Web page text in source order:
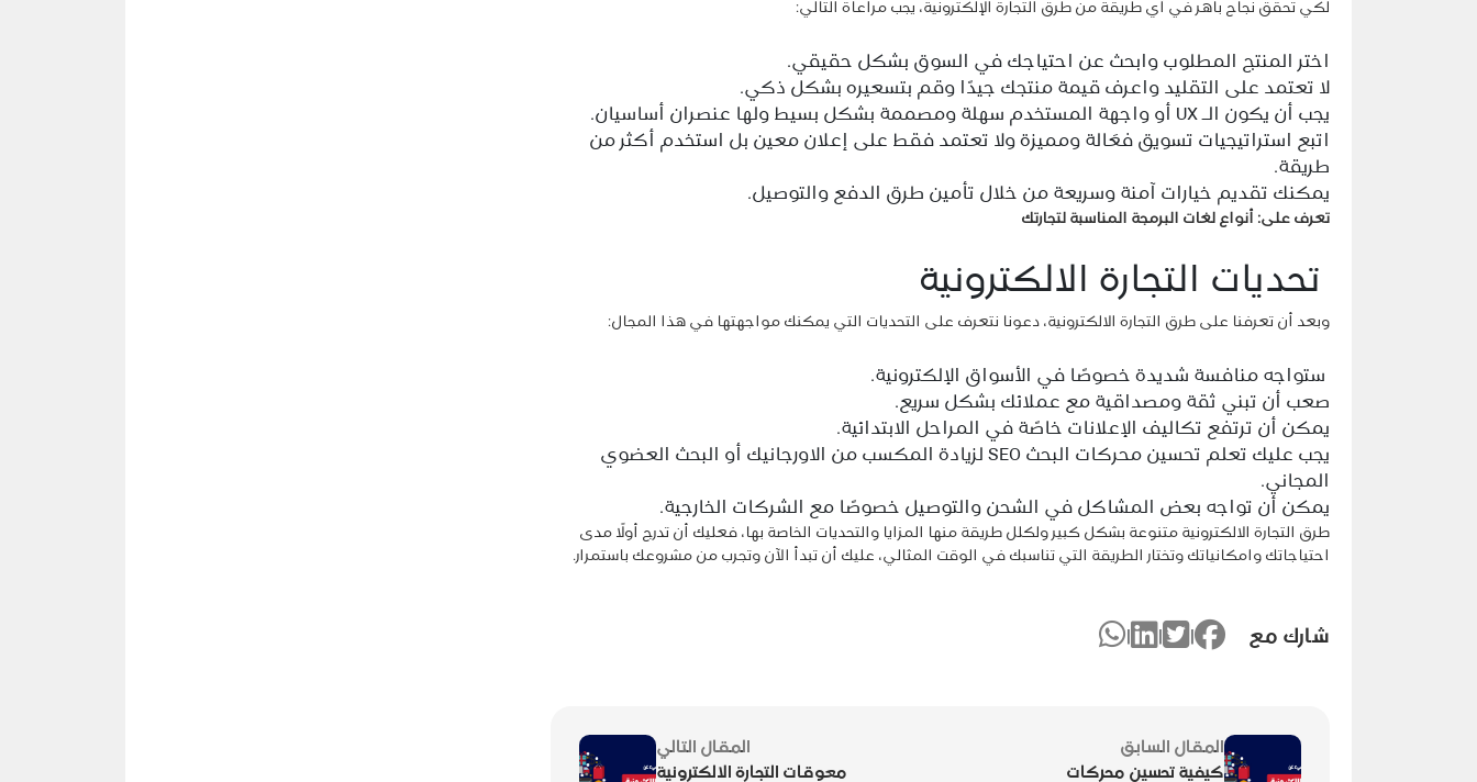
لكي تحقق نجاح باهر في أي طريقة من طرق التجارة الإلكترونية، يجب مراعاة التالي:
اختر المنتج المطلوب وابحث عن احتياجك في السوق بشكل حقيقي.
لا تعتمد على التقليد واعرف قيمة منتجك جيدًا وقم بتسعيره بشكل ذكي.
يجب أن يكون الـ UX أو واجهة المستخدم سهلة ومصممة بشكل بسيط ولها عنصران أساسيان.
اتبع استراتيجيات تسويق فعَالة ومميزة ولا تعتمد فقط على إعلان معين بل استخدم أكثر من
طريقة.
يمكنك تقديم خيارات آمنة وسريعة من خلال تأمين طرق الدفع والتوصيل.
تعرف على: أنواع لغات البرمجة المناسبة لتجارتك
تحديات التجارة الالكترونية
وبعد أن تعرفنا على طرق التجارة الالكترونية، دعونا نتعرف على التحديات التي يمكنك مواجهتها في هذا المجال:
ستواجه منافسة شديدة خصوصًا في الأسواق الإلكترونية.
صعب أن تبني ثقة ومصداقية مع عملائك بشكل سريع.
يمكن أن ترتفع تكاليف الإعلانات خاصًة في المراحل الابتدائية.
يجب عليك تعلم تحسين محركات البحث SEO لزيادة المكسب من الاورجانيك أو البحث العضوي
المجاني.
يمكن أن تواجه بعض المشاكل في الشحن والتوصيل خصوصًا مع الشركات الخارجية.
طرق التجارة الالكترونية متنوعة بشكل كبير ولكلل طريقة منها المزايا والتحديات الخاصة بها، فعليك أن تدرج أولًا مدى
احتياجاتك وامكانياتك وتختار الطريقة التي تناسبك في الوقت المثالي، عليك أن تبدأ الآن وتجرب من مشروعك باستمرار.
شارك مع
المقال السابق
كيفية تحسين محركات
المقال التالي
معوقات التجارة الالكترونية